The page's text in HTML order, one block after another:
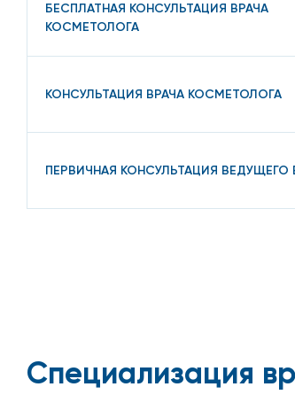
БЕСПЛАТНАЯ КОНСУЛЬТАЦИЯ ВРАЧА
КОСМЕТОЛОГА
КОНСУЛЬТАЦИЯ ВРАЧА КОСМЕТОЛОГА
ПЕРВИЧНАЯ КОНСУЛЬТАЦИЯ ВЕДУЩЕГО
Специализация